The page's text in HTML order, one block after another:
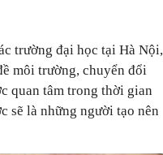
trường đại học tại Hà Nội,
môi trường, chuyển đổi
quan tâm trong thời gian
sẽ là những người tạo nên